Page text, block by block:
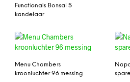
Functionals Bonsai 5
kandelaar
Menu Chambers
kroonluchter 96 messing